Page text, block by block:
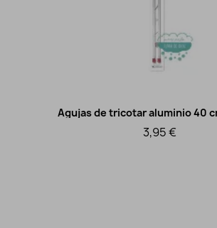
Vista rápida
Agujas de tricotar aluminio 40
3,95 €